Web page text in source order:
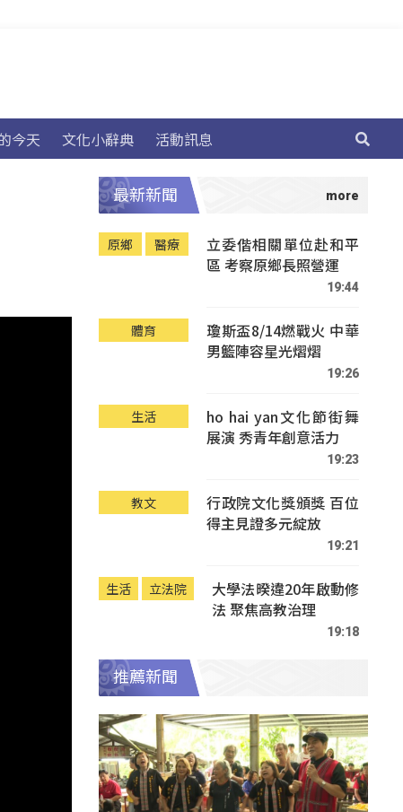
今天 文化小辭典 活動訊息
最新新聞
原鄉 醫療
立委偕相關單位赴和平
區 考察原鄉長照營運
19:44
體育
瓊斯盃8/14燃戰火 中華
男籃陣容星光熠熠
19:26
生活
ho hai yan文化節街舞
展演 秀青年創意活力
19:23
教文
行政院文化獎頒獎 百位
得主見證多元綻放
19:21
生活 立法院
大學法暌違20年啟動修
法 聚焦高教治理
19:18
推薦新聞